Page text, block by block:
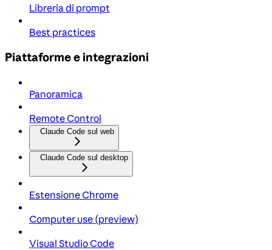
Libreria di prompt
Best practices
Piattaforme e integrazioni
Panoramica
Remote Control
Claude Code sul web
Claude Code sul desktop
Estensione Chrome
Computer use (preview)
Visual Studio Code